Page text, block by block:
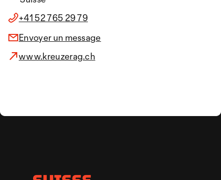
+41 52 765 29 79
Envoyer un message
www.kreuzerag.ch